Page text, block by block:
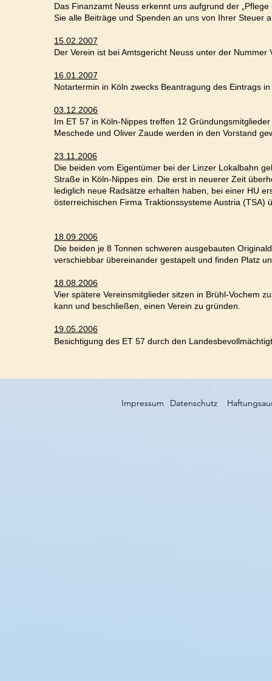
Das Finanzamt Neuss erkennt uns aufgrund der
Sie alle Beiträge und Spenden an uns von Ihrer Steuer
15.02.2007
Der Verein ist bei Amtsgericht Neuss unter der
16.01.2007
Notartermin in Köln zwecks Beantragung des Eintrags
03.12.2006
Im ET 57 in Köln-Nippes treffen 12
Meschede und Oliver Zaude werden in den Vorstand
23.11.2006
Die beiden vom Eigentümer bei der Linzer Lokalbahn
Straße in Köln-Nippes ein. Die erst in neuerer Zeit
lediglich neue Radsätze erhalten haben, bei einer HU
österreichischen Firma Traktionssysteme Austria (TSA)
18.09.2006
Die beiden je 8 Tonnen schweren ausgebauten
verschiebbar übereinander gestapelt und finden Platz
18.08.2006
Vier spätere Vereinsmitglieder sitzen in Brühl-Vochem
kann und beschließen, einen Verein zu gründen.
19.05.2006
Besichtigung des ET 57 durch den
Impressum Datenschutz